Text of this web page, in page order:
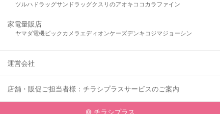
ツルハドラッグサンドラッグクスリのアオキ ココカラファイン
家電量販店
ヤマダ電機ビックカメラ エディオンケーズデンキ コジマジョーシン
運営会社
店舗・販促ご担当者様：チラシプラスサービスのご案内
© チラシプラス